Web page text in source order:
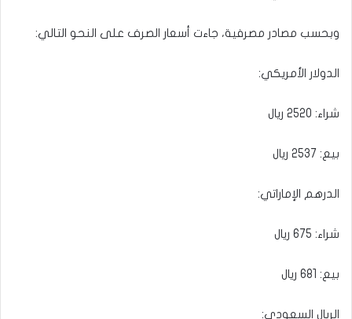
وبحسب مصادر مصرفية، جاءت أسعار الصرف على النحو التالي:
الدولار الأمريكي:
شراء: 2520 ريال
بيع: 2537 ريال
الدرهم الإماراتي:
شراء: 675 ريال
بيع: 681 ريال
الريال السعودي: